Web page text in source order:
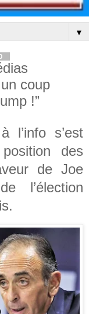
▼
coup
!”
l’info s’est
des
de Joe
l’élection